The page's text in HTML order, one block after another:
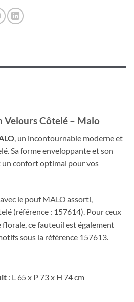
Velours Côtelé – Malo
, un incontournable moderne et
Sa forme enveloppante et son
confort optimal pour vos
le pouf MALO assorti,
(référence : 157614). Pour ceux
ce fauteuil est également
sous la référence 157613.
: L 65 x P 73 x H 74 cm